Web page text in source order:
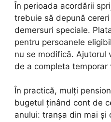
În perioada acordării
trebuie să depună
demersuri speciale.
pentru persoanele
nu se modifică. Ajutorul
de a completa temporar
În practică, mulți
bugetul ținând cont de
anului: tranșa din mai și